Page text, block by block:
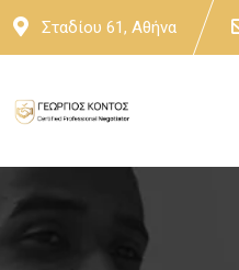
Skip
Σταδίου 61, Αθήνα